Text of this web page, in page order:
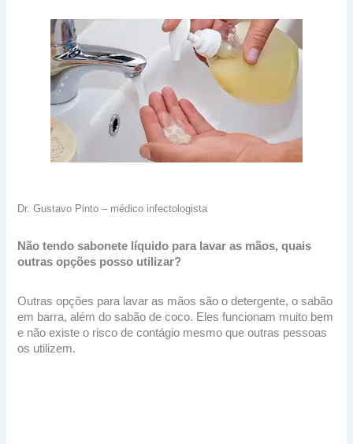
Dr. Gustavo Pinto – médico infectologista
Não tendo sabonete líquido para lavar as mãos, quais
outras opções posso utilizar?
Outras opções para lavar as mãos são o detergente, o sabão
em barra, além do sabão de coco. Eles funcionam muito bem
e não existe o risco de contágio mesmo que outras pessoas
os utilizem.